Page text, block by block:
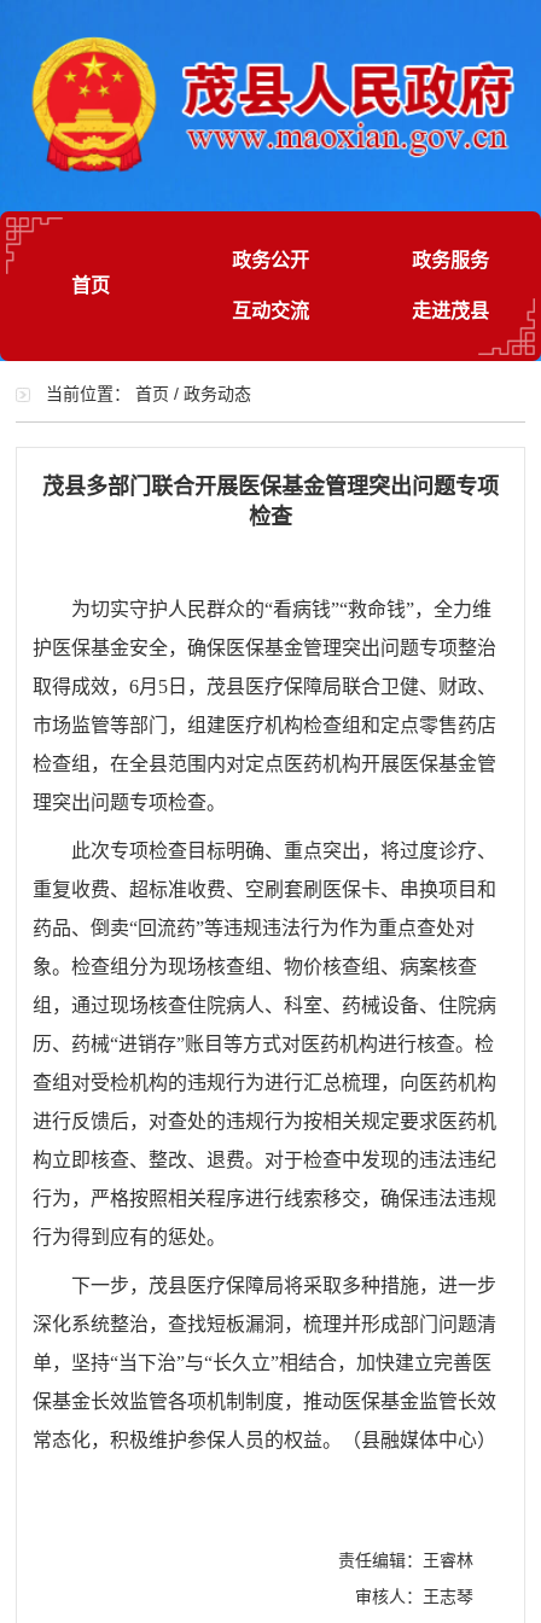
首页
政务公开 政务服务
互动交流 走进茂县
当前位置：首页 /政务动态
茂县多部门联合开展医保基金管理突出问题专项
检查
为切实守护人民群众的“看病钱”“救命钱”，全力维
护医保基金安全，确保医保基金管理突出问题专项整治
取得成效，6月5日，茂县医疗保障局联合卫健、财政、
市场监管等部门，组建医疗机构检查组和定点零售药店
检查组，在全县范围内对定点医药机构开展医保基金管
理突出问题专项检查。
此次专项检查目标明确、重点突出，将过度诊疗、
重复收费、超标准收费、空刷套刷医保卡、串换项目和
药品、倒卖“回流药”等违规违法行为作为重点查处对
象。检查组分为现场核查组、物价核查组、病案核查
组，通过现场核查住院病人、科室、药械设备、住院病
历、药械“进销存”账目等方式对医药机构进行核查。检
查组对受检机构的违规行为进行汇总梳理，向医药机构
进行反馈后，对查处的违规行为按相关规定要求医药机
构立即核查、整改、退费。对于检查中发现的违法违纪
行为，严格按照相关程序进行线索移交，确保违法违规
行为得到应有的惩处。
下一步，茂县医疗保障局将采取多种措施，进一步
深化系统整治，查找短板漏洞，梳理并形成部门问题清
单，坚持“当下治”与“长久立”相结合，加快建立完善医
保基金长效监管各项机制制度，推动医保基金监管长效
常态化，积极维护参保人员的权益。
（县融媒体中心）
责任编辑：王睿林
审核人：王志琴